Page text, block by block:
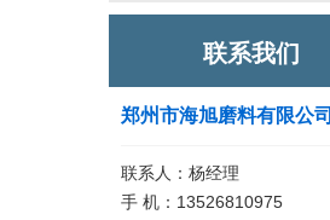
联系我们
郑州市海旭磨料有限公司
联系人：杨经理
手 机：13526810975